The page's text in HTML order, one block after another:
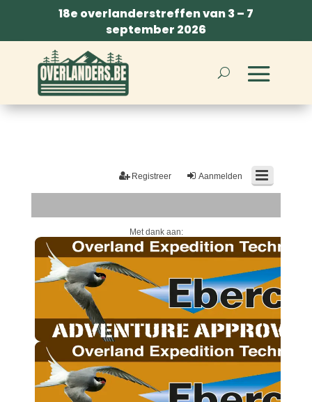
18e overlanderstreffen van 3 – 7
september 2026